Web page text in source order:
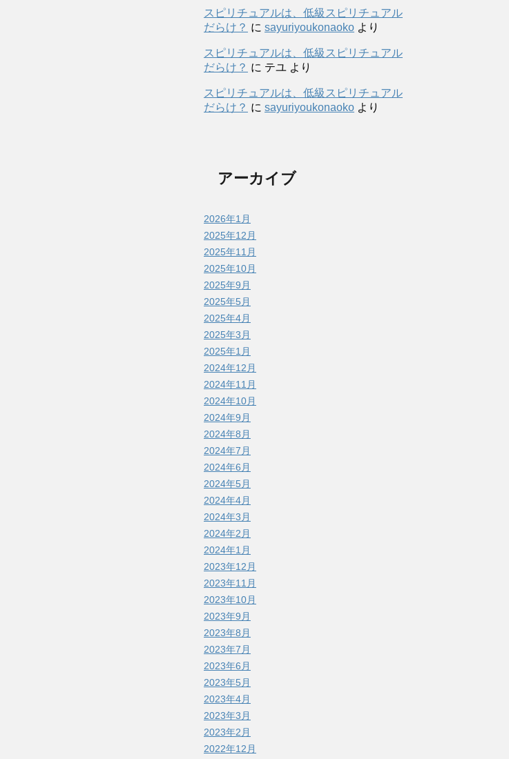
スピリチュアルは、低級スピリチュアル
だらけ？ に sayuriyoukonaoko より
スピリチュアルは、低級スピリチュアル
だらけ？ に テユ より
スピリチュアルは、低級スピリチュアル
だらけ？ に sayuriyoukonaoko より
アーカイブ
2026年1月
2025年12月
2025年11月
2025年10月
2025年9月
2025年5月
2025年4月
2025年3月
2025年1月
2024年12月
2024年11月
2024年10月
2024年9月
2024年8月
2024年7月
2024年6月
2024年5月
2024年4月
2024年3月
2024年2月
2024年1月
2023年12月
2023年11月
2023年10月
2023年9月
2023年8月
2023年7月
2023年6月
2023年5月
2023年4月
2023年3月
2023年2月
2022年12月